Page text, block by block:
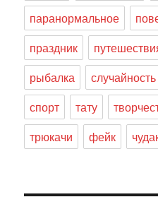
паранормальное
праздник
рыбалка
случайность
спорт
тату
трюкачи
фейк